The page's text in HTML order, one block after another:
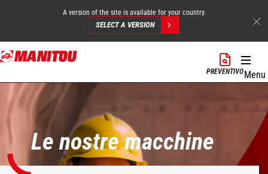
Salta
al
principale
A version of the site is available for your country.
SELECT A VERSION
PREVENTIVOMenu
Le nostre macchine